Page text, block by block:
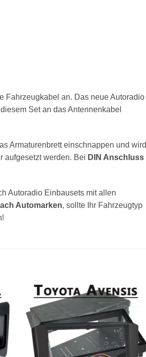
Fahrzeugkabel an. Das neue Autoradio
Set an das Antennenkabel
Armaturenbrett einschnappen und wird
aufgesetzt werden. Bei DIN Anschluss
Autoradio Einbausets mit allen
Automarken, sollte Ihr Fahrzeugtyp